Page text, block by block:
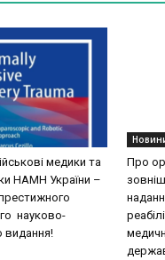
медики та
НАМН України –
науково-
видання!
Про